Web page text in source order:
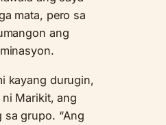
mata, pero sa
ang
kayang durugin,
ni Marikit, ang
sa grupo. “Ang